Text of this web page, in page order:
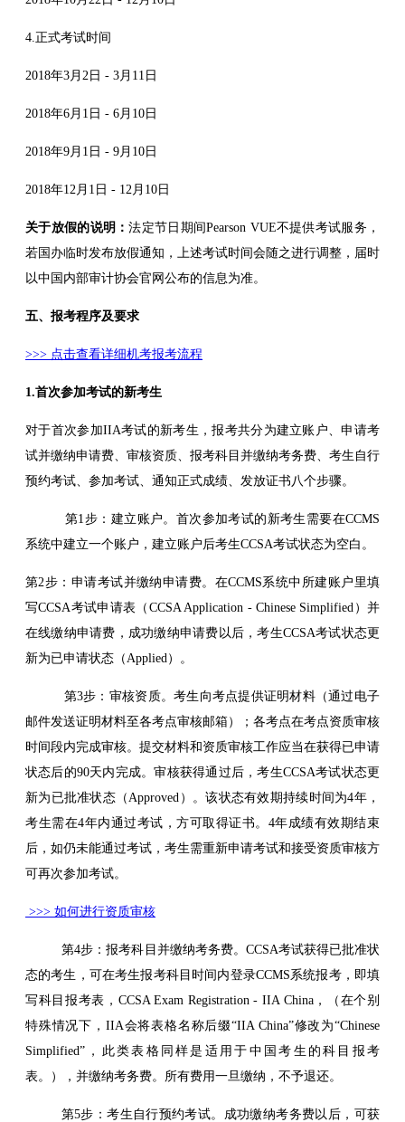
4.正式考试时间
2018年3月2日 - 3月11日
2018年6月1日 - 6月10日
2018年9月1日 - 9月10日
2018年12月1日 - 12月10日
关于放假的说明：法定节日期间Pearson VUE不提供考试服务，
若国办临时发布放假通知，上述考试时间会随之进行调整，届时
以中国内部审计协会官网公布的信息为准。
五、报考程序及要求
>>> 点击查看详细机考报考流程
1.首次参加考试的新考生
对于首次参加IIA考试的新考生，报考共分为建立账户、申请考
试并缴纳申请费、审核资质、报考科目并缴纳考务费、考生自行
预约考试、参加考试、通知正式成绩、发放证书八个步骤。
第1步：建立账户。首次参加考试的新考生需要在CCMS
系统中建立一个账户，建立账户后考生CCSA考试状态为空白。
第2步：申请考试并缴纳申请费。在CCMS系统中所建账户里填
写CCSA考试申请表（CCSA Application - Chinese Simplified）并
在线缴纳申请费，成功缴纳申请费以后，考生CCSA考试状态更
新为已申请状态（Applied）。
第3步：审核资质。考生向考点提供证明材料（通过电子
邮件发送证明材料至各考点审核邮箱）；各考点在考点资质审核
时间段内完成审核。提交材料和资质审核工作应当在获得已申请
状态后的90天内完成。审核获得通过后，考生CCSA考试状态更
新为已批准状态（Approved）。该状态有效期持续时间为4年，
考生需在4年内通过考试，方可取得证书。4年成绩有效期结束
后，如仍未能通过考试，考生需重新申请考试和接受资质审核方
可再次参加考试。
>>> 如何进行资质审核
第4步：报考科目并缴纳考务费。CCSA考试获得已批准状
态的考生，可在考生报考科目时间内登录CCMS系统报考，即填
写科目报考表，CCSA Exam Registration - IIA China，（在个别
特殊情况下，IIA会将表格名称后缀“IIA China”修改为“Chinese
Simplified”，此类表格同样是适用于中国考生的科目报考
表。），并缴纳考务费。所有费用一旦缴纳，不予退还。
第5步：考生自行预约考试。成功缴纳考务费以后，可获